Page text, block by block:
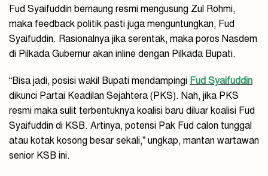
Fud Syaifuddin bernaung resmi mengusung Zul Rohmi,
maka feedback politik pasti juga menguntungkan, Fud
Syaifuddin. Rasionalnya jika serentak, maka poros Nasdem
di Pilkada Gubernur akan inline dengan Pilkada Bupati.
“Bisa jadi, posisi wakil Bupati mendampingi Fud Syaifuddin
dikunci Partai Keadilan Sejahtera (PKS). Nah, jika PKS
resmi maka sulit terbentuknya koalisi baru diluar koalisi Fud
Syaifuddin di KSB. Artinya, potensi Pak Fud calon tunggal
atau kotak kosong besar sekali,” ungkap, mantan wartawan
senior KSB ini.